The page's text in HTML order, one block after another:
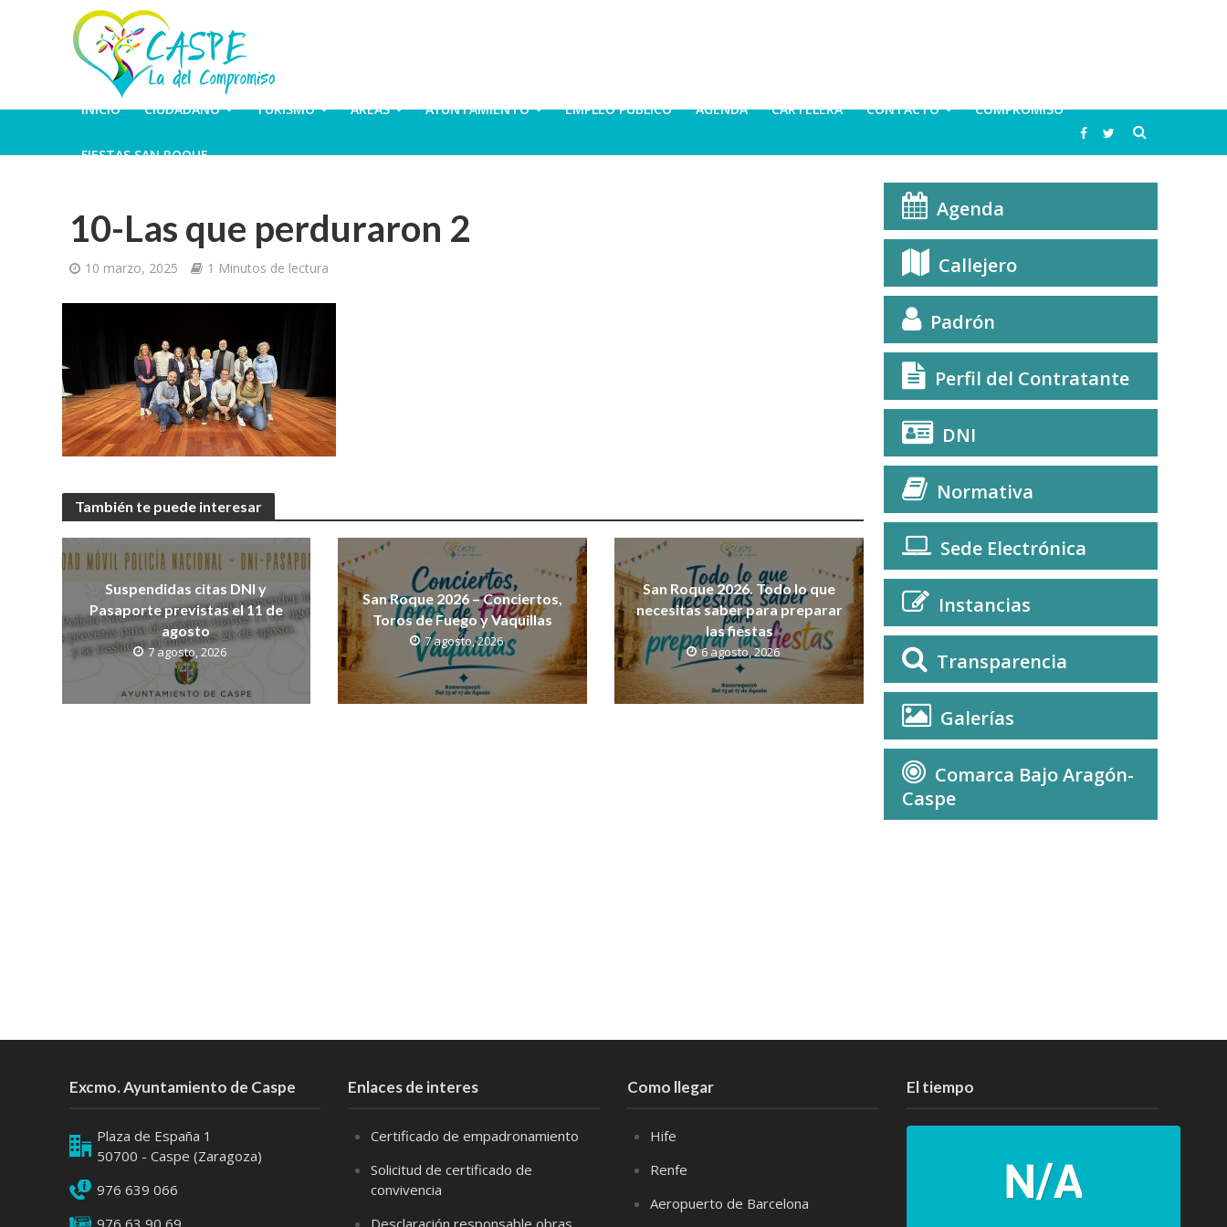
INICIO CIUDADANO TURISMO ÁREAS AYUNTAMIENTO EMPLEO PÚBLICO AGENDA CARTELERA CONTACTO COMPROMISO
FIESTAS SAN ROQUE
10-Las que perduraron 2
10 marzo, 2025 1 Minutos de lectura
También te puede interesar
Suspendidas citas DNI y
Pasaporte previstas el 11 de
agosto
7 agosto, 2026
San Roque 2026 – Conciertos,
Toros de Fuego y Vaquillas
7 agosto, 2026
San Roque 2026. Todo lo que
necesitas saber para preparar
las fiestas
6 agosto, 2026
Agenda
Callejero
Padrón
Perfil del Contratante
DNI
Normativa
Sede Electrónica
Instancias
Transparencia
Galerías
Comarca Bajo Aragón-
Caspe
Excmo. Ayuntamiento de Caspe
Plaza de España 1
50700 - Caspe (Zaragoza)
976 639 066
976 63 90 69
Enlaces de interes
Certificado de empadronamiento
Solicitud de certificado de
convivencia
Desclaración responsable obras
Como llegar
Hife
Renfe
Aeropuerto de Barcelona
El tiempo